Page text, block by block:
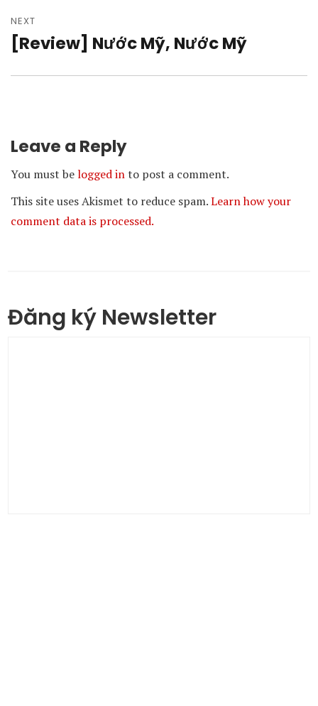
NEXT
Next
[Review] Nước Mỹ, Nước Mỹ
Leave a Reply
You must belogged into post a comment.
This site uses Akismet to reduce spam.Learn how your
comment data is processed.
Đăng ký Newsletter